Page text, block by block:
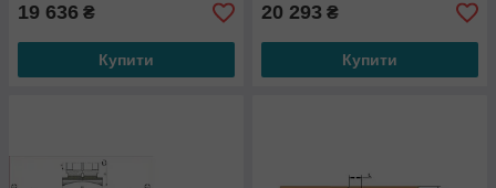
19 636 ₴
Купити
20 293 ₴
Купити